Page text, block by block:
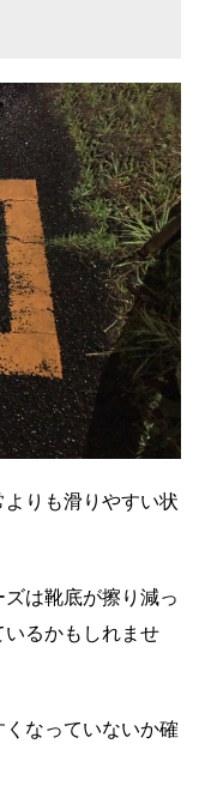
りも滑りやすい状
は靴底が擦り減っ
るかもしれませ
なっていないか確